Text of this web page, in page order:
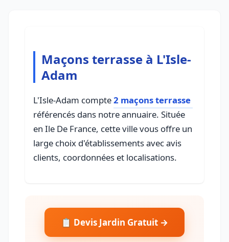
Maçons terrasse à L'Isle-
Adam
L'Isle-Adam compte2 maçons terrasse
référencés dans notre annuaire. Située
en Ile De France, cette ville vous offre un
large choix d'établissements avec avis
clients, coordonnées et localisations.
📋 Devis Jardin Gratuit →